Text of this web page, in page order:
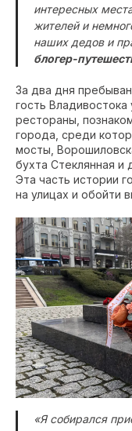
интересных
жителей и
наших дедов и
блогер-
За два дня
гость Владивостока
рестораны,
города, среди
мосты,
бухта Стеклянная и
Эта часть истории
на улицах и обойти
«Я собирался